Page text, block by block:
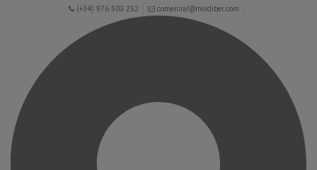
(+34) 976 503 252 comercial@moldiber.com